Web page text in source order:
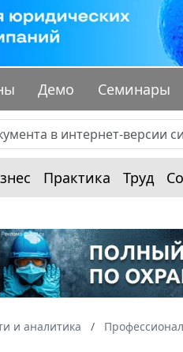
Демо Семинары
Практика Труд
и аналитика